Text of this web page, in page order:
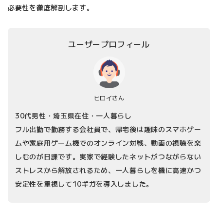
必要性を徹底解剖します。
ユーザープロフィール
ヒロイさん
30代男性・埼玉県在住・一人暮らし
フル出勤で勤務する会社員で、帰宅後は趣味のスマホゲー
ムや家庭用ゲーム機でのオンライン対戦、動画の視聴を楽
しむのが日課です。実家で経験したネットがつながらない
ストレスから解放されるため、一人暮らしを機に高速かつ
安定性を重視して10ギガを導入しました。